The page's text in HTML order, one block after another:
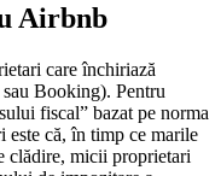
Airbnb
care închiriază
Booking). Pentru
fiscal” bazat pe norma
este că, în timp ce marile
clădire, micii proprietari